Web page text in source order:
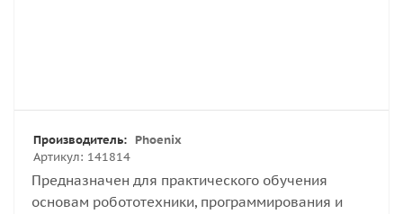
Артикул: 141814
Производитель: Phoenix
Предназначен для практического обучения
основам робототехники, программирования и